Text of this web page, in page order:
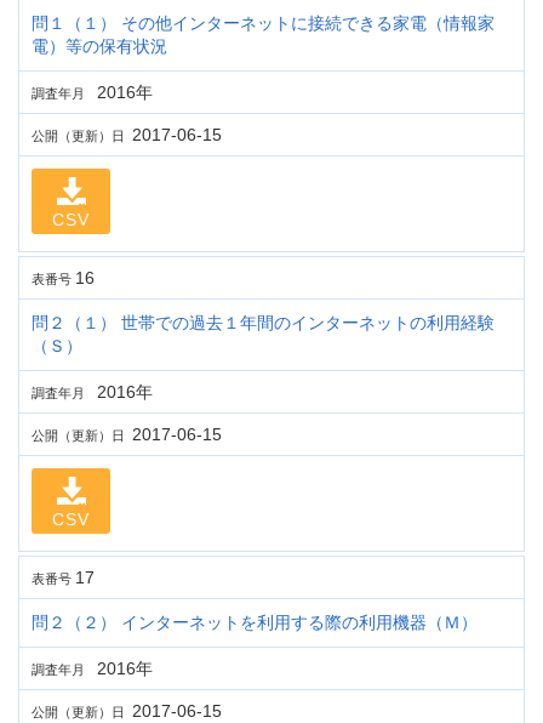
問１（１） その他インターネットに接続できる家電（情報家
電）等の保有状況
調査年月 2016年
公開（更新）日 2017-06-15
CSV
表番号 16
問２（１） 世帯での過去１年間のインターネットの利用経験
（Ｓ）
調査年月 2016年
公開（更新）日 2017-06-15
CSV
表番号 17
問２（２） インターネットを利用する際の利用機器（Ｍ）
調査年月 2016年
公開（更新）日 2017-06-15